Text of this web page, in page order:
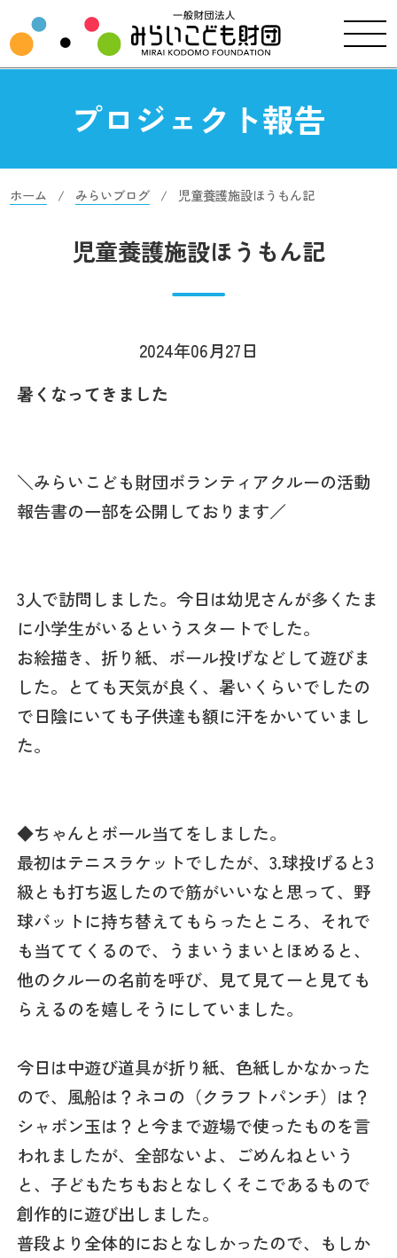
プロジェクト報告
ホーム みらいブログ 児童養護施設ほうもん記
児童養護施設ほうもん記
2024年06月27日
暑くなってきました
＼みらいこども財団ボランティアクルーの活動
報告書の一部を公開しております／
3人で訪問しました。今日は幼児さんが多くたま
に小学生がいるというスタートでした。
お絵描き、折り紙、ボール投げなどして遊びま
した。とても天気が良く、暑いくらいでしたの
で日陰にいても子供達も額に汗をかいていまし
た。
◆ちゃんとボール当てをしました。
最初はテニスラケットでしたが、3.球投げると3
級とも打ち返したので筋がいいなと思って、野
球バットに持ち替えてもらったところ、それで
も当ててくるので、うまいうまいとほめると、
他のクルーの名前を呼び、見て見てーと見ても
らえるのを嬉しそうにしていました。
今日は中遊び道具が折り紙、色紙しかなかった
ので、風船は？ネコの（クラフトパンチ）は？
シャボン玉は？と今まで遊場で使ったものを言
われましたが、全部ないよ、ごめんねという
と、子どもたちもおとなしくそこであるもので
創作的に遊び出しました。
普段より全体的におとなしかったので、もしか